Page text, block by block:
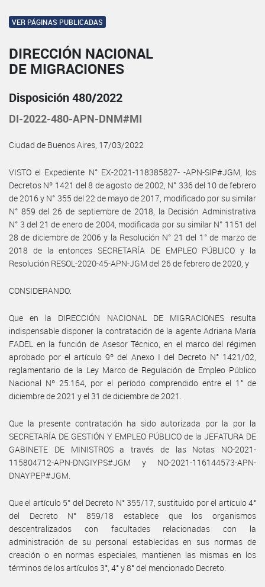
VER PÁGINAS PUBLICADAS
DIRECCIÓN NACIONAL
DE MIGRACIONES
Disposición 480/2022
DI-2022-480-APN-DNM#MI
Ciudad de Buenos Aires, 17/03/2022
VISTO el Expediente N° EX-2021-118385827- -APN-SIP#JGM, los
Decretos Nº 1421 del 8 de agosto de 2002, N° 336 del 10 de febrero
de 2016 y N° 355 del 22 de mayo de 2017, modificado por su similar
N° 859 del 26 de septiembre de 2018, la Decisión Administrativa
N° 3 del 21 de enero de 2004, modificada por su similar N° 1151 del
28 de diciembre de 2006 y la Resolución N° 21 del 1° de marzo de
2018 de la entonces SECRETARÍA DE EMPLEO PÚBLICO y la
Resolución RESOL-2020-45-APN-JGM del 26 de febrero de 2020, y
CONSIDERANDO:
Que en la DIRECCIÓN NACIONAL DE MIGRACIONES resulta
indispensable disponer la contratación de la agente Adriana María
FADEL en la función de Asesor Técnico, en el marco del régimen
aprobado por el artículo 9º del Anexo I del Decreto N° 1421/02,
reglamentario de la Ley Marco de Regulación de Empleo Público
Nacional Nº 25.164, por el período comprendido entre el 1° de
diciembre de 2021 y el 31 de diciembre de 2021.
Que la presente contratación ha sido autorizada por la por la
SECRETARÍA DE GESTIÓN Y EMPLEO PÚBLICO de la JEFATURA DE
GABINETE DE MINISTROS a través de las Notas NO-2021-
115804712-APN-DNGIYPS#JGM y NO-2021-116144573-APN-
DNAYPEP#JGM.
Que el artículo 5° del Decreto N° 355/17, sustituido por el artículo 4°
del Decreto N° 859/18 establece que los organismos
descentralizados con facultades relacionadas con la
administración de su personal establecidas en sus normas de
creación o en normas especiales, mantienen las mismas en los
términos de los artículos 3°, 4° y 8° del mencionado Decreto.